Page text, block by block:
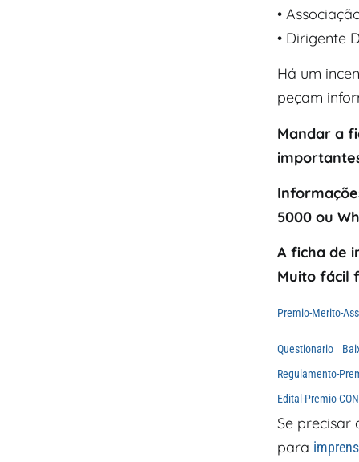
•
• Dirigente
Há um
peçam
Mandar a
5000 ou
A ficha de
Muito fácil
Premio-Merito-
Questionario
Regulamento-
Edital-Premio-
Se precisar
para